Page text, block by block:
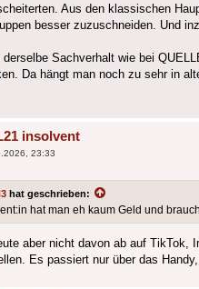
Aus den klassischen
besser zuzuschneiden. Und
Sachverhalt wie bei
Da hängt man noch zu sehr in
insolvent
23:33
hat geschrieben:
hat man eh kaum Geld und
aber nicht davon ab auf TikTok,
Es passiert nur über das